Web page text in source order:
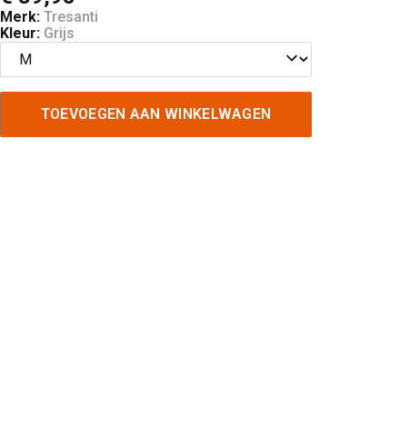
Merk: Tresanti
Kleur: Grijs
TOEVOEGEN AAN WINKELWAGEN